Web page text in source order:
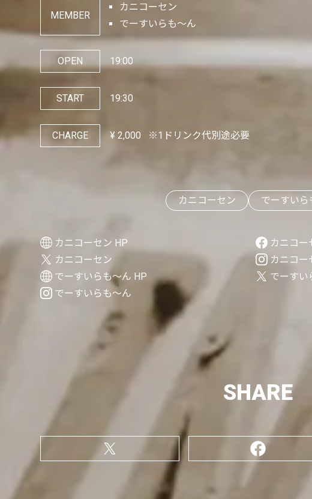
MEMBER
カニコーセン
でーすいらも〜ん
OPEN 19:00
START 19:30
CHARGE ¥ 2,000 ※1ドリンク代別途必要
カニコーセン でーすいら
カニコーセン HP
カニコー
カニコーセン
カニコー
でーすいらも〜ん HP
でーすい
でーすいらも〜ん
SHARE